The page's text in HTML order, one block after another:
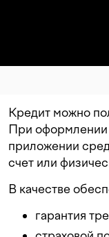
Кредит можно
При оформлении
приложении
счет или
В качестве
гарантия